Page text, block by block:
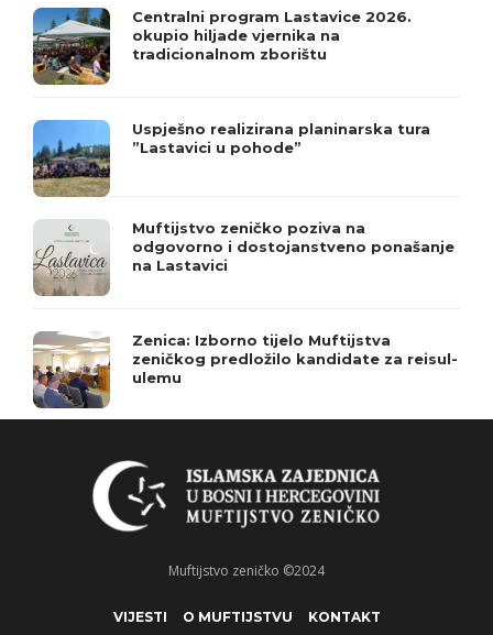
Centralni program Lastavice 2026.
okupio hiljade vjernika na
tradicionalnom zborištu
Uspješno realizirana planinarska tura
”Lastavici u pohode”
Muftijstvo zeničko poziva na
odgovorno i dostojanstveno ponašanje
na Lastavici
Zenica: Izborno tijelo Muftijstva
zeničkog predložilo kandidate za reisul-
ulemu
Muftijstvo zeničko ©2024
VIJESTI O MUFTIJSTVU KONTAKT